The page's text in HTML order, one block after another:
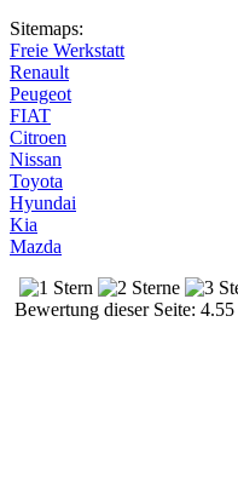
Sitemaps:
Freie Werkstatt
Renault
Peugeot
FIAT
Citroen
Nissan
Toyota
Hyundai
Kia
Mazda
Bewertung dieser Seite: